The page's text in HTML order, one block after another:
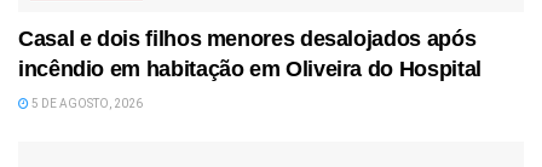
Casal e dois filhos menores desalojados após
incêndio em habitação em Oliveira do Hospital
5 DE AGOSTO, 2026